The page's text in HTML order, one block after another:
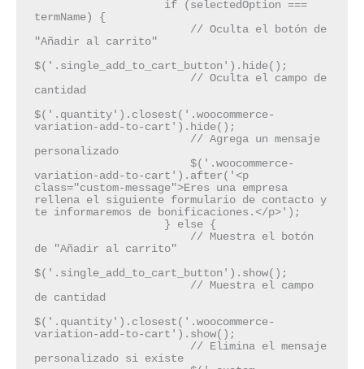
termName) {
"Añadir al carrito"
$('.single_add_to_cart_button').hide();
cantidad
$('.quantity').closest('.woocommerce-
variation-add-to-cart').hide();
personalizado
variation-add-to-cart').after('<p
class="custom-message">Eres una empresa
rellena el siguiente formulario de contacto y
te informaremos de bonificaciones.</p>');
                    } else {
de "Añadir al carrito"
$('.single_add_to_cart_button').show();
de cantidad
$('.quantity').closest('.woocommerce-
variation-add-to-cart').show();
personalizado si existe